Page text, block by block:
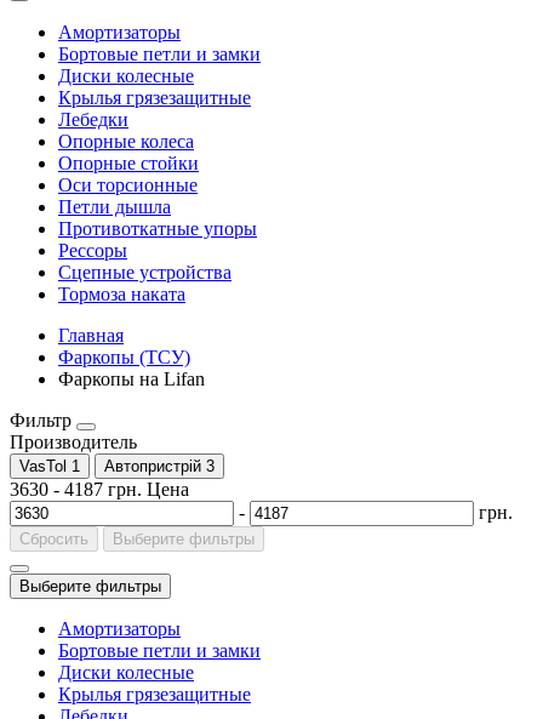
Амортизаторы
Бортовые петли и замки
Диски колесные
Крылья грязезащитные
Лебедки
Опорные колеса
Опорные стойки
Оси торсионные
Петли дышла
Противоткатные упоры
Рессоры
Сцепные устройства
Тормоза наката
Главная
Фаркопы (ТСУ)
Фаркопы на Lifan
Фильтр
Производитель
VasTol 1 Автопристрій 3
3630 - 4187 грн. Цена
-
грн.
Сбросить Выберите фильтры
Выберите фильтры
Амортизаторы
Бортовые петли и замки
Диски колесные
Крылья грязезащитные